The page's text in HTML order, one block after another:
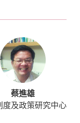
蔡進雄
度及政策研究中心